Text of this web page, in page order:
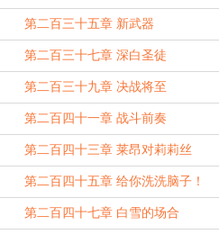
第二百三十五章 新武器
第二百三十七章 深白圣徒
第二百三十九章 决战将至
第二百四十一章 战斗前奏
第二百四十三章 莱昂对莉莉丝
第二百四十五章 给你洗洗脑子！
第二百四十七章 白雪的场合